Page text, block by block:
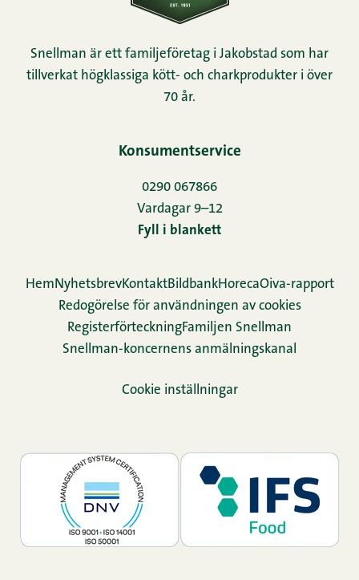
Snellman är ett familjeföretag i Jakobstad som har
tillverkat högklassiga kött- och charkprodukter i över
70 år.
Konsumentservice
0290 067866
Vardagar 9–12
Fyll i blankett
HemNyhetsbrevKontaktBildbankHorecaOiva-rapport
Redogörelse för användningen av cookies
Re­gis­ter­för­teck­ningFamiljen Snellman
Snellman-koncernens anmälningskanal
Cookie inställningar